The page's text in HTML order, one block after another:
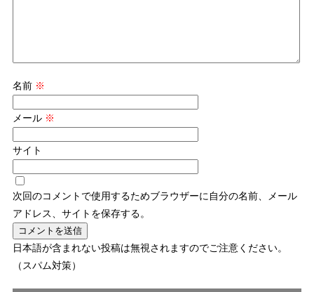
名前 ※
メール ※
サイト
次回のコメントで使用するためブラウザーに自分の名前、メール
アドレス、サイトを保存する。
日本語が含まれない投稿は無視されますのでご注意ください。
（スパム対策）